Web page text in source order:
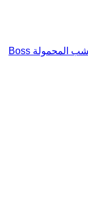
جديدة جزازة العشب المحمولة Boss